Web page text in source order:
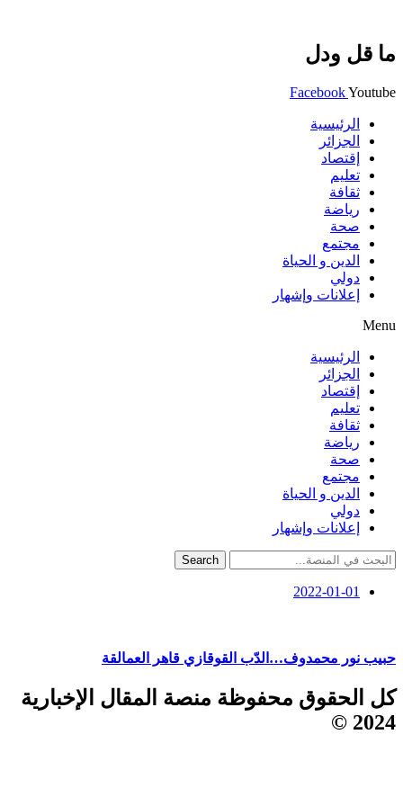
ما قل ودل
FacebookYoutube
الرئيسية
الجزائر
إقتصاد
تعليم
ثقافة
رياضة
صحة
مجتمع
الدين و الحياة
دولي
إعلانات وإشهار
Menu
الرئيسية
الجزائر
إقتصاد
تعليم
ثقافة
رياضة
صحة
مجتمع
الدين و الحياة
دولي
إعلانات وإشهار
Search
2022-01-01
حبيب نور محمدوف…الدّب القوقازي قاهر العمالقة
كل الحقوق محفوظة منصة المقال الإخبارية
2024 ©